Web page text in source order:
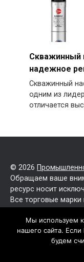
Скважинный
надежное
Скважинный
одним из
отличается
© 2026
Обращаем ваше
ресурс носит
Все торговые
Политика
Мы используем
нашего сайта.
будем